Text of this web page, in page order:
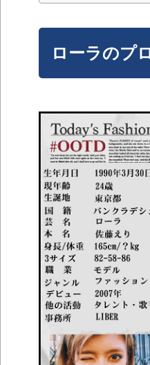
ローラのプ